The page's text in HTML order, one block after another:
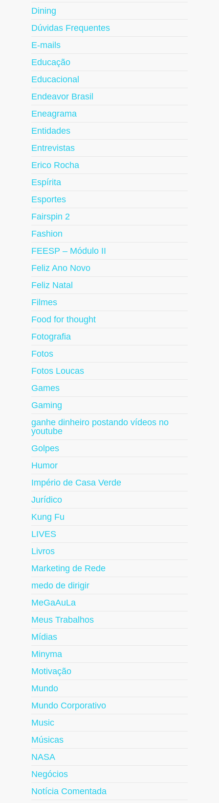
Dining
Dúvidas Frequentes
E-mails
Educação
Educacional
Endeavor Brasil
Eneagrama
Entidades
Entrevistas
Erico Rocha
Espírita
Esportes
Fairspin 2
Fashion
FEESP – Módulo II
Feliz Ano Novo
Feliz Natal
Filmes
Food for thought
Fotografia
Fotos
Fotos Loucas
Games
Gaming
ganhe dinheiro postando vídeos no
youtube
Golpes
Humor
Império de Casa Verde
Jurídico
Kung Fu
LIVES
Livros
Marketing de Rede
medo de dirigir
MeGaAuLa
Meus Trabalhos
Mídias
Minyma
Motivação
Mundo
Mundo Corporativo
Music
Músicas
NASA
Negócios
Notícia Comentada